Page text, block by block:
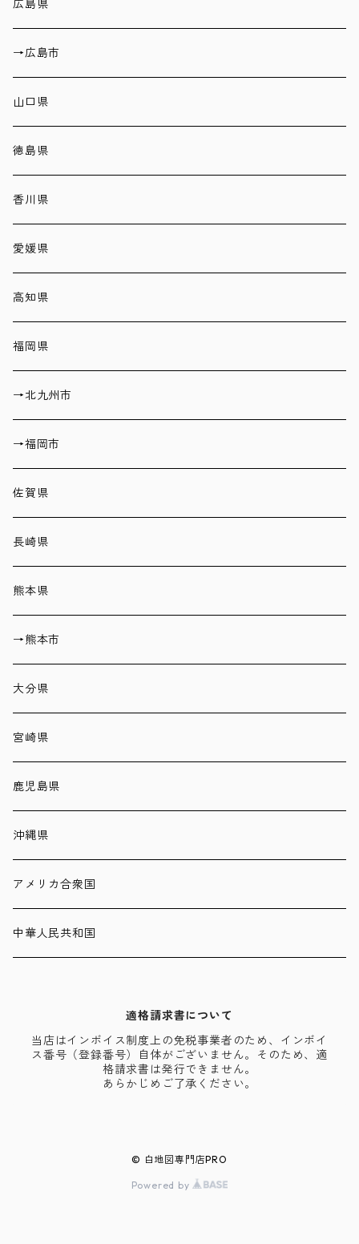
広島県
→広島市
山口県
徳島県
香川県
愛媛県
高知県
福岡県
→北九州市
→福岡市
佐賀県
長崎県
熊本県
→熊本市
大分県
宮崎県
鹿児島県
沖縄県
アメリカ合衆国
中華人民共和国
適格請求書について
当店はインボイス制度上の免税事業者のため、インボイ
ス番号（登録番号）自体がございません。そのため、適
格請求書は発行できません。
あらかじめご了承ください。
© 白地図専門店PRO
Powered by